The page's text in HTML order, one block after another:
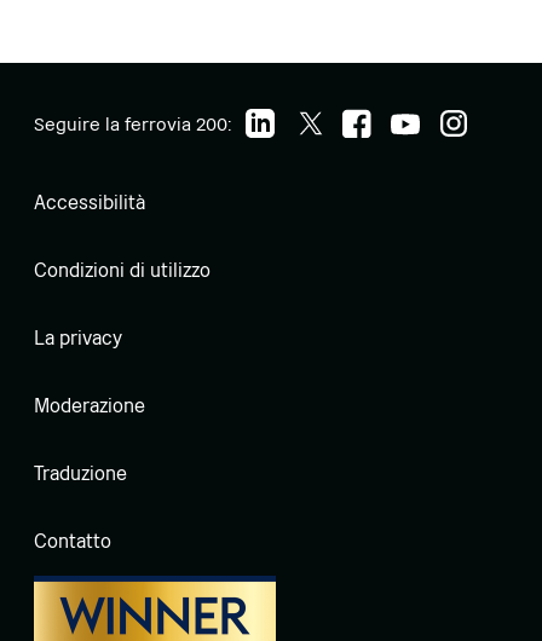
Seguire la ferrovia 200:
Accessibilità
Condizioni di utilizzo
La privacy
Moderazione
Traduzione
Contatto